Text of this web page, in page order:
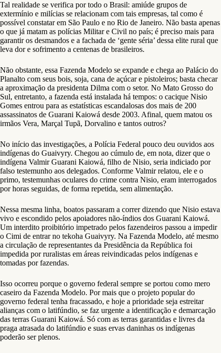
Tal realidade se verifica por todo o Brasil: amiúde grupos de
extermínio e milícias se relacionam com tais empresas, tal como é
possível constatar em São Paulo e no Rio de Janeiro. Não basta apenas
o que já matam as polícias Militar e Civil no país; é preciso mais para
garantir os desmandos e a fachada de ‘gente séria’ dessa elite rural que
leva dor e sofrimento a centenas de brasileiros.
Não obstante, essa Fazenda Modelo se expande e chega ao Palácio do
Planalto com seus bois, soja, cana de açúcar e pistoleiros; basta checar
a aproximação da presidenta Dilma com o setor. No Mato Grosso do
Sul, entretanto, a fazenda está instalada há tempos: o cacique Nisio
Gomes entrou para as estatísticas escandalosas dos mais de 200
assassinatos de Guarani Kaiowá desde 2003. Afinal, quem matou os
irmãos Vera, Marçal Tupã, Dorvalino e tantos outros?
No início das investigações, a Polícia Federal pouco deu ouvidos aos
indígenas do Guaivyry. Chegou ao cúmulo de, em nota, dizer que o
indígena Valmir Guarani Kaiowá, filho de Nisio, seria indiciado por
falso testemunho aos delegados. Conforme Valmir relatou, ele e o
primo, testemunhas oculares do crime contra Nisio, eram interrogados
por horas seguidas, de forma repetida, sem alimentação.
Nessa mesma linha, boatos passaram a correr dizendo que Nisio estava
vivo e escondido pelos apoiadores não-índios dos Guarani Kaiowá.
Um interdito proibitório impetrado pelos fazendeiros passou a impedir
o Cimi de entrar no tekoha Guaivyry. Na Fazenda Modelo, até mesmo
a circulação de representantes da Presidência da República foi
impedida por ruralistas em áreas reivindicadas pelos indígenas e
tomadas por fazendas.
Isso ocorreu porque o governo federal sempre se portou como mero
caseiro da Fazenda Modelo. Por mais que o projeto popular do
governo federal tenha fracassado, e hoje a prioridade seja estreitar
alianças com o latifúndio, se faz urgente a identificação e demarcação
das terras Guarani Kaiowá. Só com as terras garantidas e livres da
praga atrasada do latifúndio e suas ervas daninhas os indígenas
poderão ser plenos.